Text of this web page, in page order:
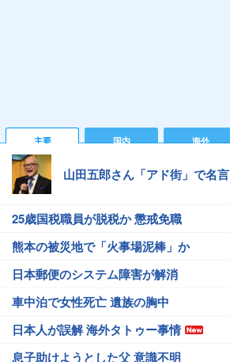
主要 国内 海外
山田五郎さん「アド街」で名言
25歳国税職員が脱税か 懲戒免職
熊本の被災地で「火事場泥棒」か
日本郵便のシステム障害が解消
車中泊で女性死亡 遺族の胸中
日本人が誤解 海外タトゥー事情
息子助けようとした父 意識不明